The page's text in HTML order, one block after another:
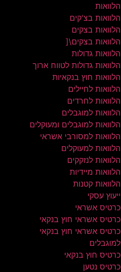
הלוואות
הלוואות בצ'קים
הלוואות בצקים
הלוואות בצקים\[
הלוואות גדולות
הלוואות גדולות לטווח ארוך
הלוואות חוץ בנקאיות
הלוואות לחיילים
הלוואות לחרדים
הלוואות למוגבלים
הלוואות למוגבלים ומעוקלים
הלוואות למסורבי אשראי
הלוואות למעוקלים
הלוואות לנזקקים
הלוואות מיידיות
הלוואות קטנות
ייעוץ עסקי
כרטיס אשראי
כרטיס אשראי חוץ בנקאי
כרטיס אשראי חוץ בנקאי
למוגבלים
כרטיס חוץ בנקאי
כרטיס נטען